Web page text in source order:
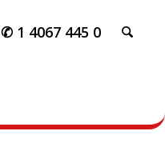
✆ 1 4067 445 0